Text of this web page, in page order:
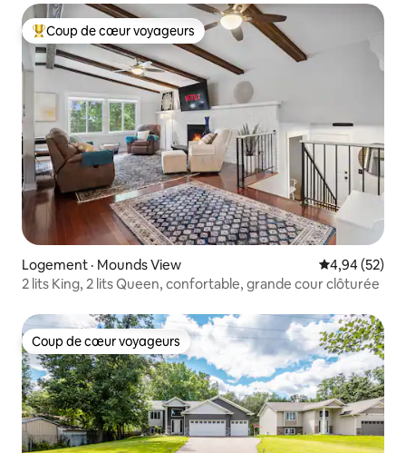
Coup de cœur voyageurs parmi les plus aimés
Coup de cœur voyageurs
Logement · Mounds View Note
4,94 (52)
2 lits King, 2 lits Queen, confortable, grande cour clôturée
Coup de cœur voyageurs
Coup de cœur voyageurs